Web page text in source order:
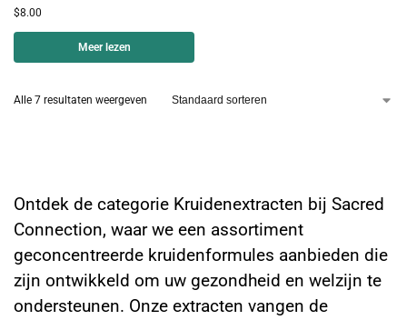
$8.00
Meer lezen
Alle 7 resultaten weergeven
Ontdek de categorie Kruidenextracten bij Sacred
Connection, waar we een assortiment
geconcentreerde kruidenformules aanbieden die
zijn ontwikkeld om uw gezondheid en welzijn te
ondersteunen. Onze extracten vangen de